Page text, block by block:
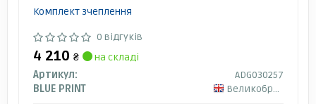
Комплект зчеплення
0 відгуків
4 210 ₴
на складі
Артикул:
ADG030257
BLUE PRINT
Великобританія